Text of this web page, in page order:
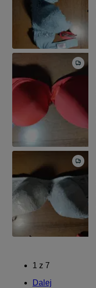
1 z 7
Dalej